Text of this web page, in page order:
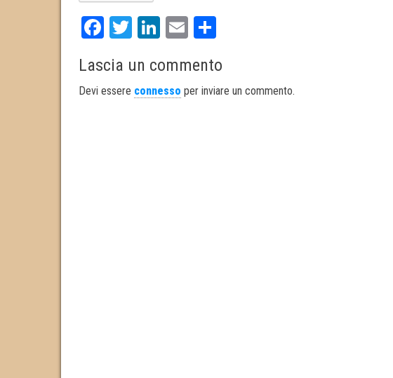
Fa
bo
ok
T
tt
er
Li
ed
In
E
ail re
Lascia un commento
Devi essere connesso per inviare un commento.